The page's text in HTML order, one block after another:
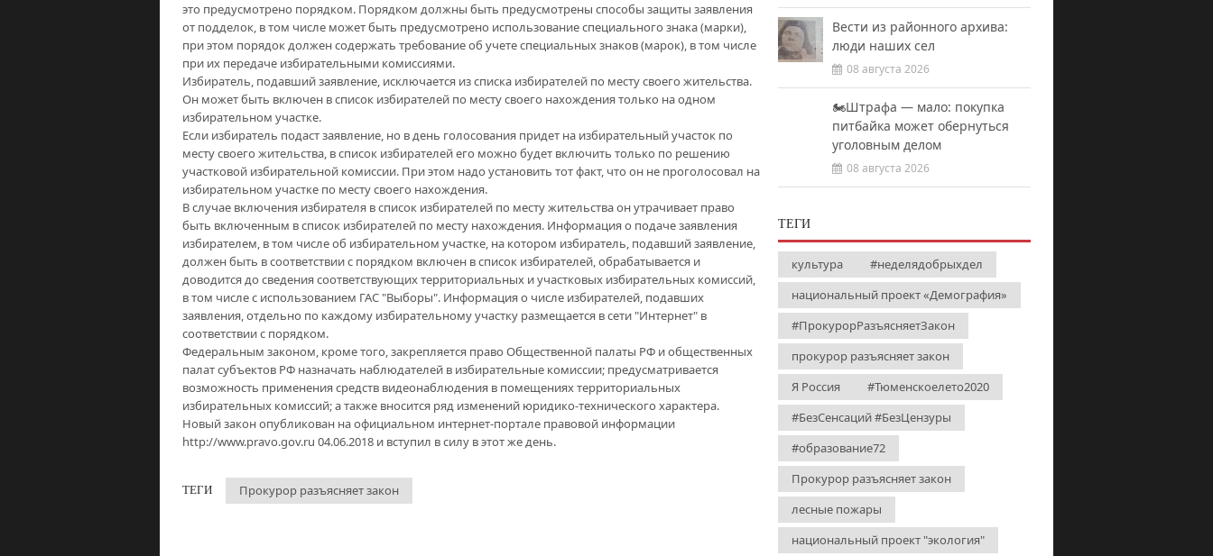
это предусмотрено порядком. Порядком должны быть предусмотрены способы защиты заявления
от подделок, в том числе может быть предусмотрено использование специального знака (марки),
при этом порядок должен содержать требование об учете специальных знаков (марок), в том числе
при их передаче избирательными комиссиями.
Избиратель, подавший заявление, исключается из списка избирателей по месту своего жительства.
Он может быть включен в список избирателей по месту своего нахождения только на одном
избирательном участке.
Если избиратель подаст заявление, но в день голосования придет на избирательный участок по
месту своего жительства, в список избирателей его можно будет включить только по решению
участковой избирательной комиссии. При этом надо установить тот факт, что он не проголосовал на
избирательном участке по месту своего нахождения.
В случае включения избирателя в список избирателей по месту жительства он утрачивает право
быть включенным в список избирателей по месту нахождения. Информация о подаче заявления
избирателем, в том числе об избирательном участке, на котором избиратель, подавший заявление,
должен быть в соответствии с порядком включен в список избирателей, обрабатывается и
доводится до сведения соответствующих территориальных и участковых избирательных комиссий,
в том числе с использованием ГАС "Выборы". Информация о числе избирателей, подавших
заявления, отдельно по каждому избирательному участку размещается в сети "Интернет" в
соответствии с порядком.
Федеральным законом, кроме того, закрепляется право Общественной палаты РФ и общественных
палат субъектов РФ назначать наблюдателей в избирательные комиссии; предусматривается
возможность применения средств видеонаблюдения в помещениях территориальных
избирательных комиссий; а также вносится ряд изменений юридико-технического характера.
Новый закон опубликован на официальном интернет-портале правовой информации
http://www.pravo.gov.ru 04.06.2018 и вступил в силу в этот же день.
ТЕГИ Прокурор разъясняет закон
Вести из районного архива:
люди наших сел
08 августа 2026
🏍️Штрафа — мало: покупка
питбайка может обернуться
уголовным делом
08 августа 2026
ТЕГИ
культура
#неделядобрыхдел
национальный проект «Демография»
#ПрокурорРазъясняетЗакон
прокурор разъясняет закон
Я Россия
#Тюменскоелето2020
#БезСенсаций #БезЦензуры
#образование72
Прокурор разъясняет закон
лесные пожары
национальный проект "экология"